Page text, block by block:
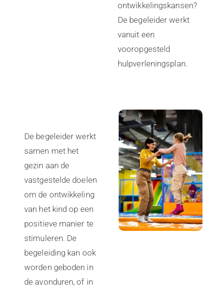
ontwikkelingskansen?
De begeleider werkt
vanuit een
vooropgesteld
hulpverleningsplan.
De begeleider werkt
samen met het
gezin aan de
vastgestelde doelen
om de ontwikkeling
van het kind op een
positieve manier te
stimuleren. De
begeleiding kan ook
worden geboden in
de avonduren, of in